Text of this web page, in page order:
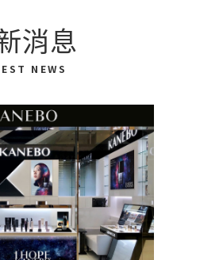
消息
NEWS